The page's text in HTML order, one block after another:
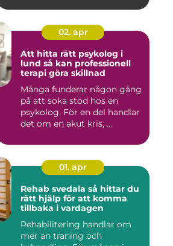
02. apr
Att hitta rätt psykolog i
lund så kan professionell
terapi göra skillnad
Många funderar någon gång
på att söka stöd hos en
psykolog. För en del handlar
det om en akut kris, ...
01. apr
Rehab svedala så hittar du
rätt hjälp för att komma
tillbaka i vardagen
Rehabilitering handlar om
mer än träning och